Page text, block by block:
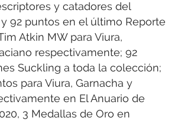
y catadores del
92 puntos en el último Reporte
Atkin MW para Viura,
respectivamente; 92
Suckling a toda la colección;
para Viura, Garnacha y
en El Anuario de
3 Medallas de Oro en